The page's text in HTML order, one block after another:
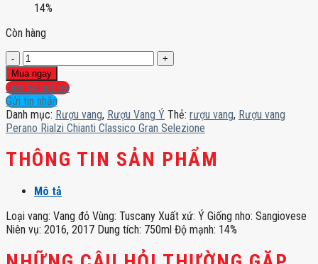
14%
Còn hàng
Rượu
vang
Perano
Rialzi
Chianti
Classico
Gran
Selezione
số
Mua ngay
Liên hệ hotline
Gửi tin nhắn
Danh mục: Rượu vang, Rượu Vang Ý Thẻ: rượu vang, Rượu vang
Perano Rialzi Chianti Classico Gran Selezione
THÔNG TIN SẢN PHẨM
Mô tả
Loại vang: Vang đỏ Vùng: Tuscany Xuất xứ: Ý Giống nho: Sangiovese
Niên vụ: 2016, 2017 Dung tích: 750ml Độ mạnh: 14%